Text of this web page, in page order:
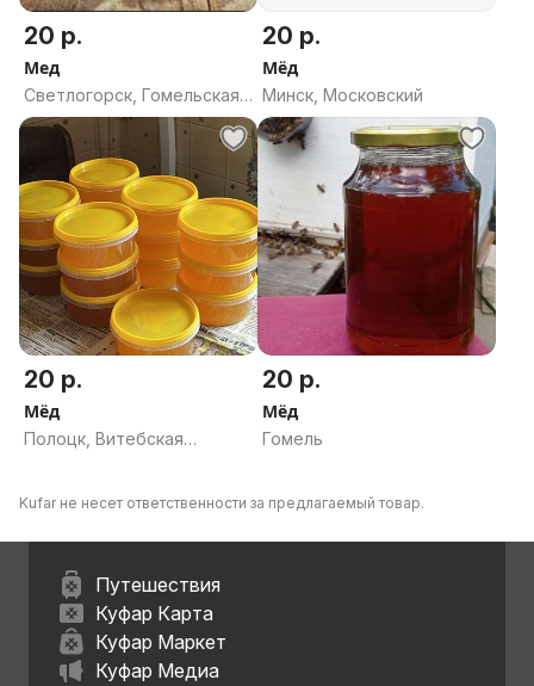
20 р.
Мед
Светлогорск, Гомельская
область
20 р.
Мёд
Минск, Московский
20 р.
Мёд
Полоцк, Витебская
20 р.
Мёд
Гомель
Kufar не несет ответственности за предлагаемый товар.
Путешествия
Куфар Карта
Куфар Маркет
Куфар Медиа